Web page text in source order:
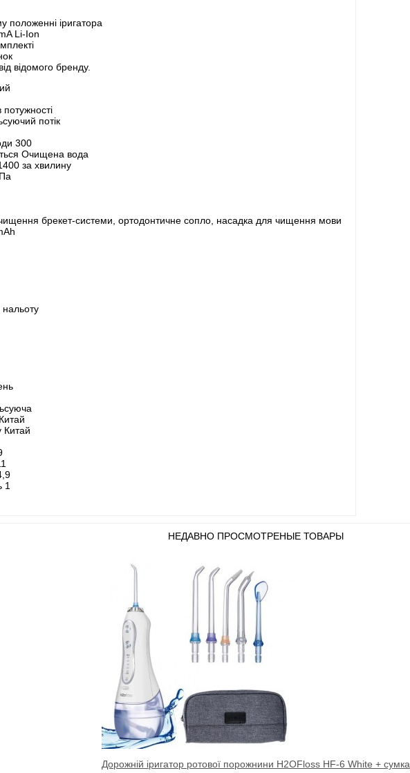
положенні іригатора
Li-Ion
відомого бренду.
потік
300
Очищена вода
за хвилину
брекет-системи, ортодонтичне сопло, насадка для чищення мови
Китай
1
НЕДАВНО ПРОСМОТРЕНЫЕ ТОВАРЫ
Дорожній іригатор ротової порожнини H2OFloss HF-6 White + сумка